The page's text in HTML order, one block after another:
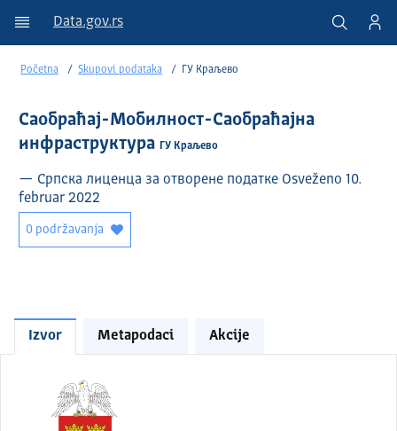
Data.gov.rs
Početna Skupovi podataka ГУ Краљево
Саобраћај-Мобилност-Саобраћајна
инфраструктура
ГУ Краљево
— Српска лиценца за отворене податке Osveženo 10.
februar 2022
0 podržavanja
Izvor Metapodaci Akcije